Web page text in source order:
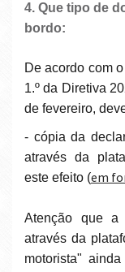
4. Que tipo de
bordo:
De acordo com
1.º da Diretiva
de fevereiro,
- cópia da declaração de destacamento apresentada
através da
este efeito (em
Atenção que a
através da
motorista"